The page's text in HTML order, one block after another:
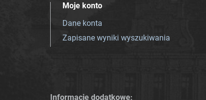
Moje konto
Dane konta
Zapisane wyniki wyszukiwania
Informacje dodatkowe: